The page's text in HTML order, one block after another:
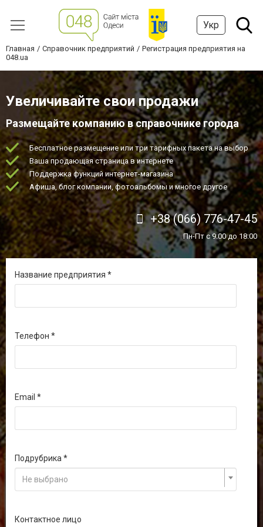
Укр
Главная Справочник предприятий
Регистрация предприятия на
048.ua
Увеличивайте свои продажи
Размещайте компанию в справочнике города
Бесплатное размещение или три тарифных пакета на выбор
Ваша продающая страница в интернете
Поддержка функций интернет-магазина
Афиша, блог компании, фотоальбомы и многое другое
+38 (066) 776-47-45
Пн-Пт с 9:00 до 18:00
Название предприятия
Телефон
Email
Подрубрика
Не выбрано
Контактное лицо